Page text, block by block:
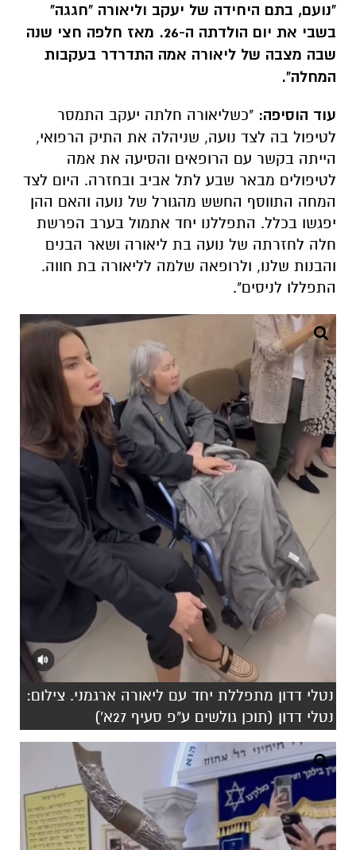
"נועם, בתם היחידה של יעקב וליאורה "חגגה"
בשבי את יום הולדתה ה-26. מאז חלפה חצי שנה
שבה מצבה של ליאורה אמה התדרדר בעקבות
המחלה".
עוד הוסיפה: "כשליאורה חלתה יעקב התמסר
לטיפול בה לצד נועה, שניהלה את התיק הרפואי,
הייתה בקשר עם הרופאים והסיעה את אמה
לטיפולים מבאר שבע לתל אביב ובחזרה. היום לצד
המחה התווסף החשש מהגורל של נועה והאם ההן
יפגשו בכלל. התפללנו יחד אתמול בערב הפרשת
חלה לחזרתה של נועה בת ליאורה ושאר הבנים
והבנות שלנו, ולרופאה שלמה לליאורה בת חווה.
התפללו לניסים".
נטלי דדון מתפללת יחד עם ליאורה ארגמני. צילום:
נטלי דדון (תוכן גולשים ע"פ סעיף 27א')